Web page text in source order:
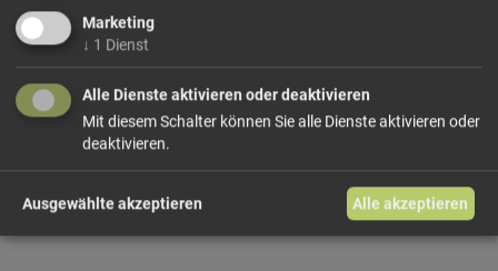
Größe: 500 g Preis: 5,95 €
weiter einkaufen
Marketing
↓ 1 Dienst
Alle Dienste aktivieren oder deaktivieren
Mit diesem Schalter können Sie alle Dienste aktivieren oder
deaktivieren.
Ausgewählte akzeptieren Alle akzeptieren